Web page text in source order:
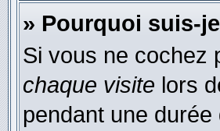
» Pourquoi suis-
Si vous ne cochez
chaque visite lors
pendant une durée